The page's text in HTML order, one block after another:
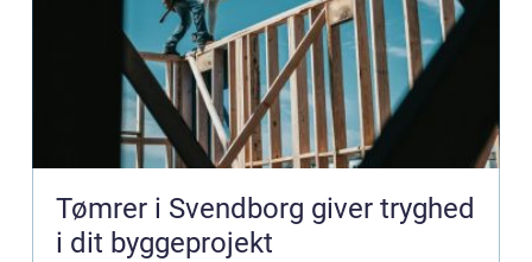
Tømrer i Svendborg giver tryghed
i dit byggeprojekt